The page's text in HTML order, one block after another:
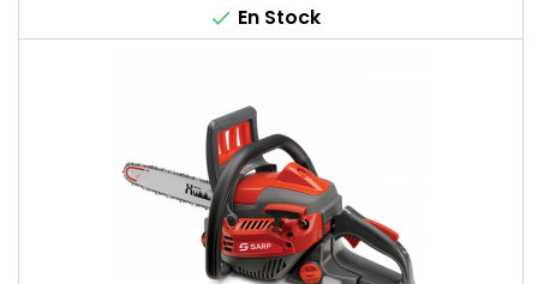
 En Stock